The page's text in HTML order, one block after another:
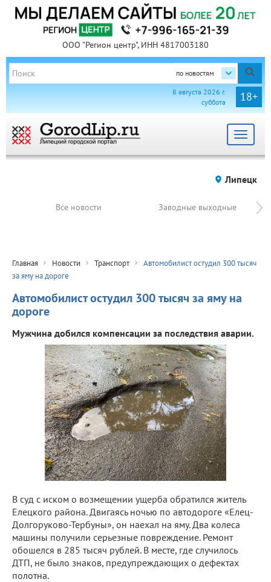
ООО "Регион центр", ИНН 4817003180
по новостям
18+
8 августа 2026 г.
суббота
Toggle
Липецк
Все новости Заводные выходные
Главная Новости Транспорт
Автомобилист остудил 300 тысяч
за яму на дороге
Автомобилист остудил 300 тысяч за яму на
дороге
Мужчина добился компенсации за последствия аварии.
В суд с иском о возмещении ущерба обратился житель
Елецкого района. Двигаясь ночью по автодороге «Елец-
Долгоруково-Тербуны», он наехал на яму. Два колеса
машины получили серьезные повреждение. Ремонт
обошелся в 285 тысяч рублей. В месте, где случилось
ДТП, не было знаков, предупреждающих о дефектах
полотна.